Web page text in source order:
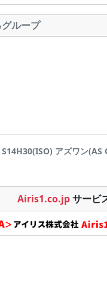
ループ
アズワン
Airis1.co.jpサービ